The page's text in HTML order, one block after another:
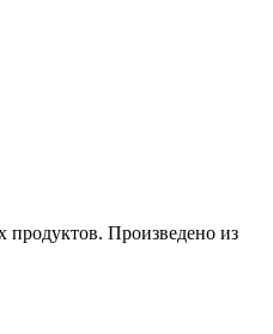
продуктов. Произведено из